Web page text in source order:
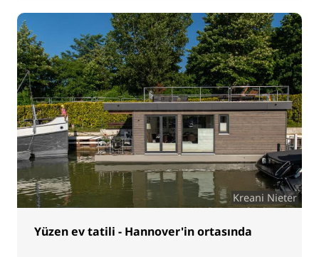
Kreani Nieter
Yüzen ev tatili - Hannover'in ortasında